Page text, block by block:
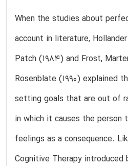
When the studies about
account in literature,
Patch (1984) and Frost,
Rosenblate (1990) explained
setting goals that are out of
in which it causes the person
feelings as a consequence.
Cognitive Therapy introduced